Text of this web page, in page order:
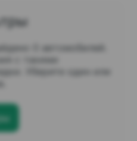
0 автомобилей.
с такими
Уберите один или